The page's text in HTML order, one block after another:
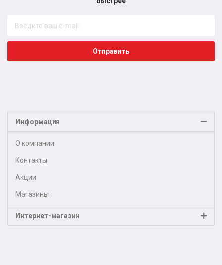
Отправить
Информация
О компании
Контакты
Акции
Магазины
Интернет-магазин